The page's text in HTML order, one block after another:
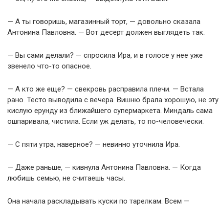
— А ты говоришь, магазинный торт, — довольно сказала
Антонина Павловна. — Вот десерт должен выглядеть так.
— Вы сами делали? — спросила Ира, и в голосе у нее уже
звенело что-то опасное.
— А кто же еще? — свекровь расправила плечи. — Встала
рано. Тесто выводила с вечера. Вишню брала хорошую, не эту
кислую ерунду из ближайшего супермаркета. Миндаль сама
ошпаривала, чистила. Если уж делать, то по-человечески.
— С пяти утра, наверное? — невинно уточнила Ира.
— Даже раньше, — кивнула Антонина Павловна. — Когда
любишь семью, не считаешь часы.
Она начала раскладывать куски по тарелкам. Всем —